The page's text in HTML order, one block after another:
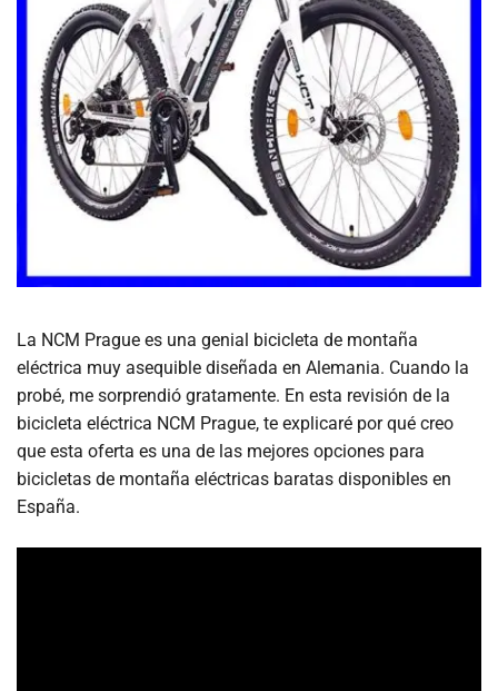
La NCM Prague es una genial bicicleta de montaña
eléctrica muy asequible diseñada en Alemania. Cuando la
probé, me sorprendió gratamente. En esta revisión de la
bicicleta eléctrica NCM Prague, te explicaré por qué creo
que esta oferta es una de las mejores opciones para
bicicletas de montaña eléctricas baratas disponibles en
España.